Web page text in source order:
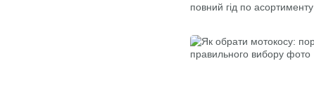
повний гід по асортименту